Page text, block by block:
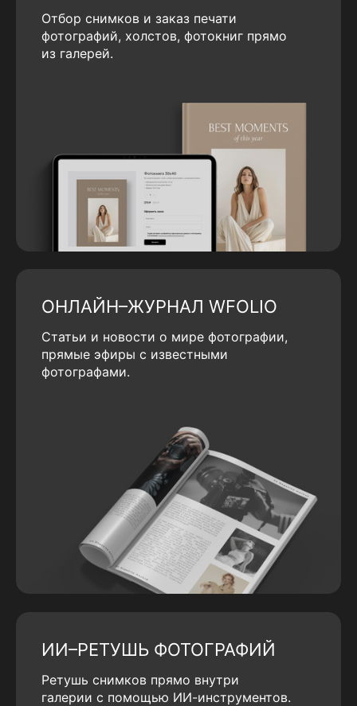
Отбор снимков и заказ печати
фотографий, холстов, фотокниг прямо
из галерей.
ОНЛАЙН–ЖУРНАЛ WFOLIO
Статьи и новости о мире фотографии,
прямые эфиры с известными
фотографами.
ИИ–РЕТУШЬ ФОТОГРАФИЙ
Ретушь снимков прямо внутри
галерии с помощью ИИ-инструментов.